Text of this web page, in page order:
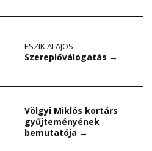
ESZIK ALAJOS
Szereplőválogatás →
Völgyi Miklós kortárs
gyűjteményének
bemutatója →